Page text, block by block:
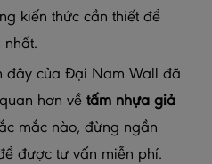
kiến thức cần thiết để
đây của Đại Nam Wall đã
hơn về tấm nhựa giả
mắc nào, đừng ngần
được tư vấn miễn phí.